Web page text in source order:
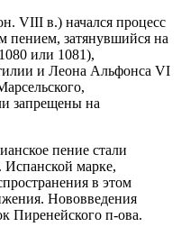
VIII в.) начался процесс
пением, затянувшийся на
или 1081),
и Леона Альфонса VI
запрещены на
пение стали
Испанской марке,
в этом
Нововведения
Пиренейского п-ова.